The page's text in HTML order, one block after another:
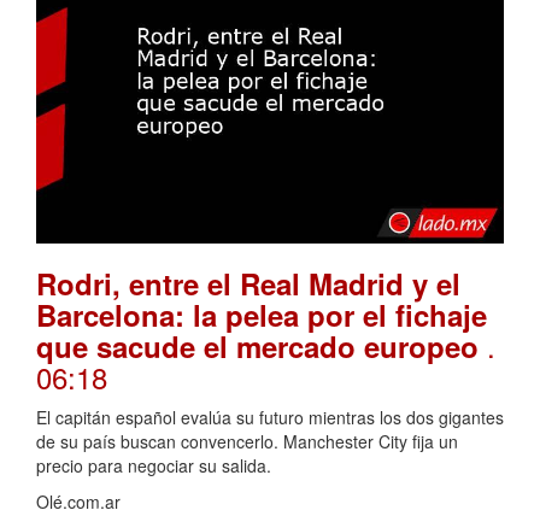
Rodri, entre el Real Madrid y el
Barcelona: la pelea por el fichaje
que sacude el mercado europeo .
06:18
El capitán español evalúa su futuro mientras los dos gigantes
de su país buscan convencerlo. Manchester City fija un
precio para negociar su salida.
Olé.com.ar